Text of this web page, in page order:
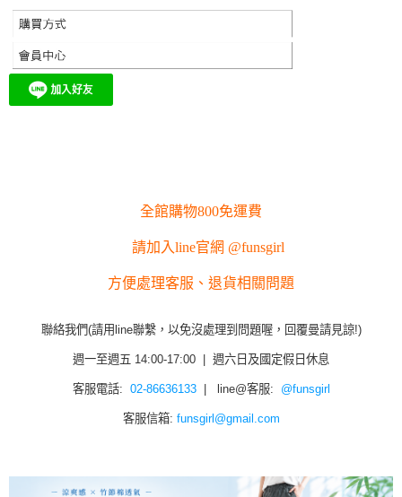
全館購物800免運費
請加入line官網 @funsgirl
方便處理客服、退貨相關問題
聯絡我們(請用line聯繫，以免沒處理到問題喔，回覆曼請見諒!)
週一至週五 14:00-17:00 | 週六日及國定假日休息
客服電話: 02-86636133| line@客服: @funsgirl
客服信箱: funsgirl@gmail.com